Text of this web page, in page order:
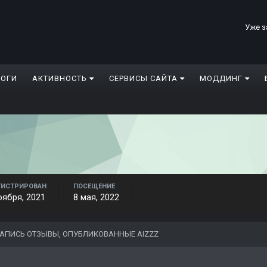
Уже
АКТИВНОСТЬ СЕРВИСЫ САЙТА МОДДИНГ
2021
ПОСЕЩЕНИЕ
8 мая, 2022
ОТЗЫВЫ, ОПУБЛИКОВАННЫЕ AIZZZ